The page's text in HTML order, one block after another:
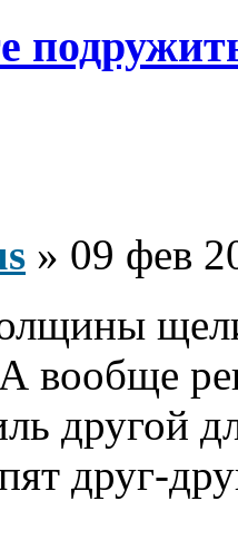
» 09 фев
вообще
другой
друг-